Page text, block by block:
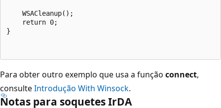
    WSACleanup();
    return 0;
}
Para obter outro exemplo que usa a função connect,
consulteIntrodução With Winsock.
Notas para soquetes IrDA